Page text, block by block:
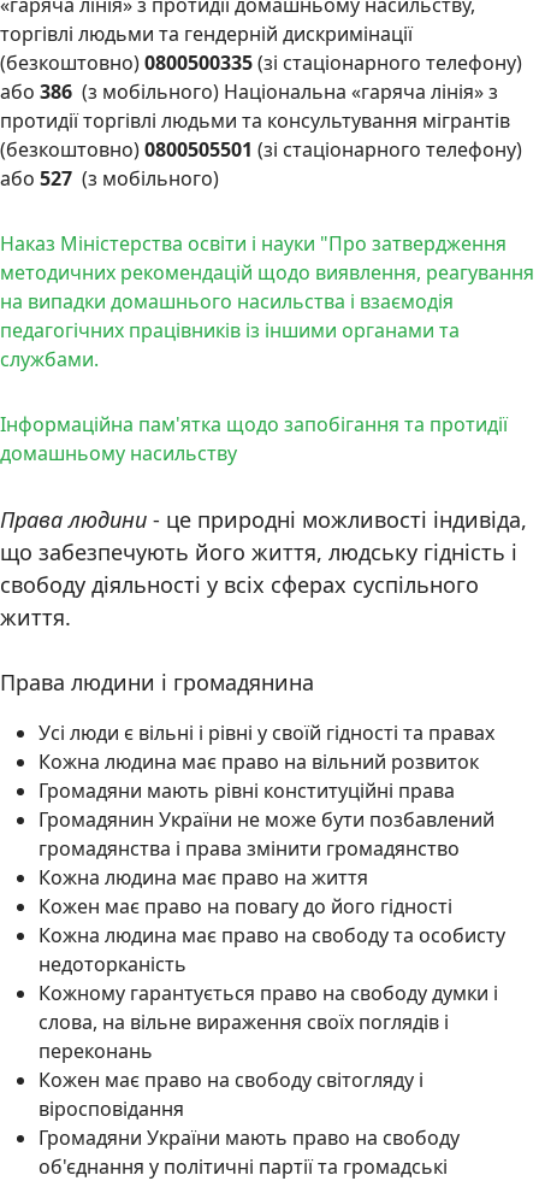
торгівлі людьми та гендерній дискримінації
(безкоштовно)0800500335(зі стаціонарного телефону)
або 386 (з мобільного) Національна «гаряча лінія» з
протидії торгівлі людьми та консультування мігрантів
(безкоштовно)0800505501 (зі стаціонарного телефону)
або 527 (з мобільного)
Наказ Міністерства освіти і науки "Про затвердження
методичних рекомендацій щодо виявлення, реагування
на випадки домашнього насильства і взаємодія
педагогічних працівників із іншими органами та
службами.
Інформаційна пам'ятка щодо запобігання та протидії
домашньому насильству
Права людини - це природні можливості індивіда,
що забезпечують його життя, людську гідність і
свободу діяльності у всіх сферах суспільного
життя.
Права людини і громадянина
Усі люди є вільні і рівні у своїй гідності та правах
Кожна людина має право на вільний розвиток
Громадяни мають рівні конституційні права
Громадянин України не може бути позбавлений
громадянства і права змінити громадянство
Кожна людина має право на життя
Кожен має право на повагу до його гідності
Кожна людина має право на свободу та особисту
недоторканість
Кожному гарантується право на свободу думки і
слова, на вільне вираження своїх поглядів і
переконань
Кожен має право на свободу світогляду і
віросповідання
Громадяни України мають право на свободу
об'єднання у політичні партії та громадські